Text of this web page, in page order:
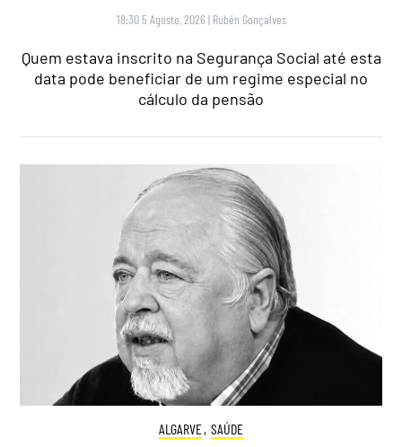
18:30 5 Agosto, 2026 | Rubén Gonçalves
Quem estava inscrito na Segurança Social até esta
data pode beneficiar de um regime especial no
cálculo da pensão
ALGARVE, SAÚDE